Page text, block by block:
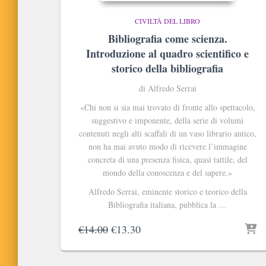
CIVILTÀ DEL LIBRO
Bibliografia come scienza.
Introduzione al quadro scientifico e
storico della bibliografia
di Alfredo Serrai
«Chi non si sia mai trovato di fronte allo spettacolo,
suggestivo e imponente, della serie di volumi
contenuti negli alti scaffali di un vaso librario antico,
non ha mai avuto modo di ricevere l’immagine
concreta di una presenza fisica, quasi tattile, del
mondo della conoscenza e del sapere.»
Alfredo Serrai, eminente storico e teorico della
Bibliografia italiana, pubblica la …
€14.00 Il
originale
€13.30Il
attuale